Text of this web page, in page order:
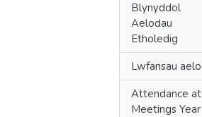
Blynyddol
Aelodau
Etholedig
Lwfansau
Attendance at
Meetings